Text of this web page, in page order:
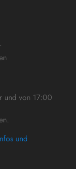
und von 17:00
und